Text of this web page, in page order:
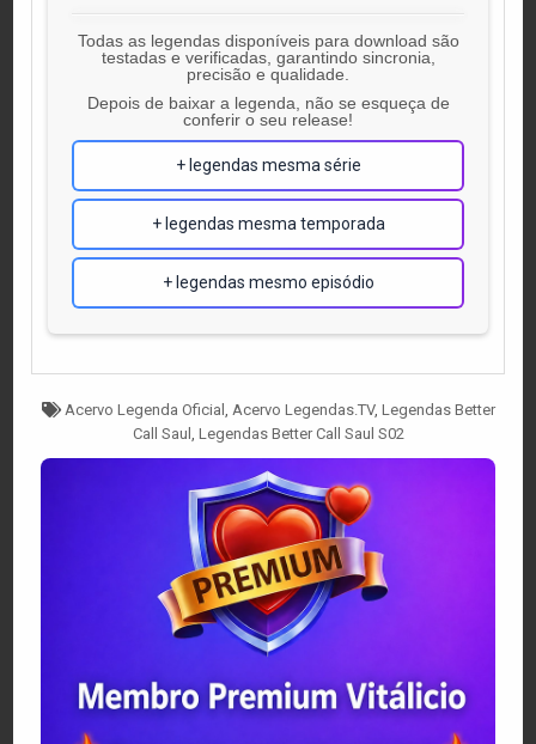
Todas as legendas disponíveis para download são
testadas e verificadas, garantindo sincronia,
precisão e qualidade.
Depois de baixar a legenda, não se esqueça de
conferir o seu release!
+ legendas mesma série
+ legendas mesma temporada
+ legendas mesmo episódio
Tagged
Acervo Legenda Oficial Acervo Legendas.TV, Legendas Better
Call Saul Legendas Better Call Saul S02